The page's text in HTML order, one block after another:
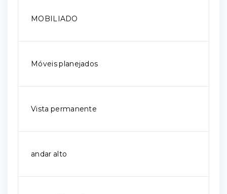
MOBILIADO
Móveis planejados
Vista permanente
andar alto